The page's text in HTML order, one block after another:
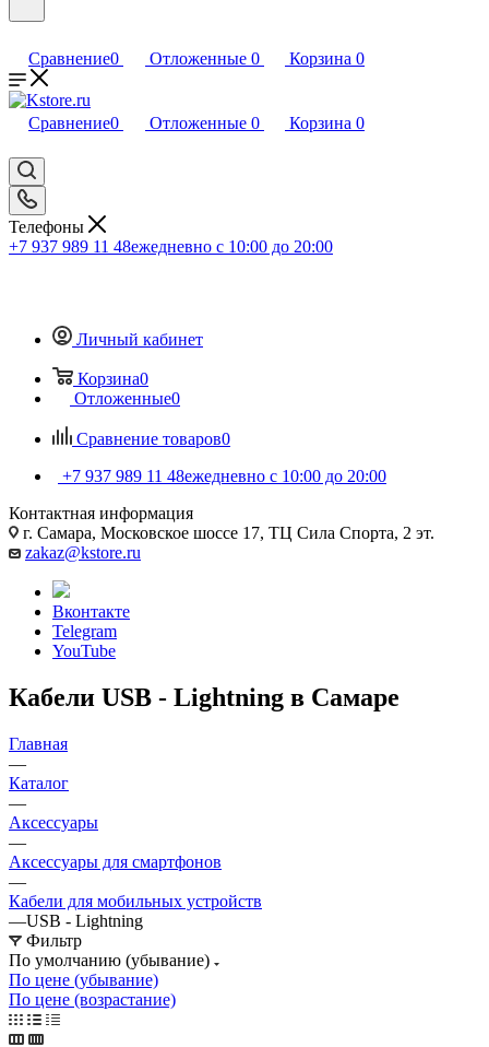
Сравнение0 Отложенные 0 Корзина 0
Сравнение0 Отложенные 0 Корзина 0
Телефоны
+7 937 989 11 48ежедневно с 10:00 до 20:00
Личный кабинет
Корзина0
Отложенные0
Сравнение товаров0
+7 937 989 11 48ежедневно с 10:00 до 20:00
Контактная информация
г. Самара, Московское шоссе 17, ТЦ Сила Спорта, 2 эт.
zakaz@kstore.ru
Вконтакте
Telegram
YouTube
Кабели USB - Lightning в Самаре
Главная
—
Каталог
—
Аксессуары
—
Аксессуары для смартфонов
—
Кабели для мобильных устройств
—USB - Lightning
Фильтр
По умолчанию (убывание)
По цене (убывание)
По цене (возрастание)